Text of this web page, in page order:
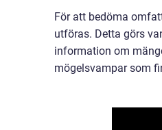
För att bedöma
utföras. Detta görs
information om
mögelsvampar som